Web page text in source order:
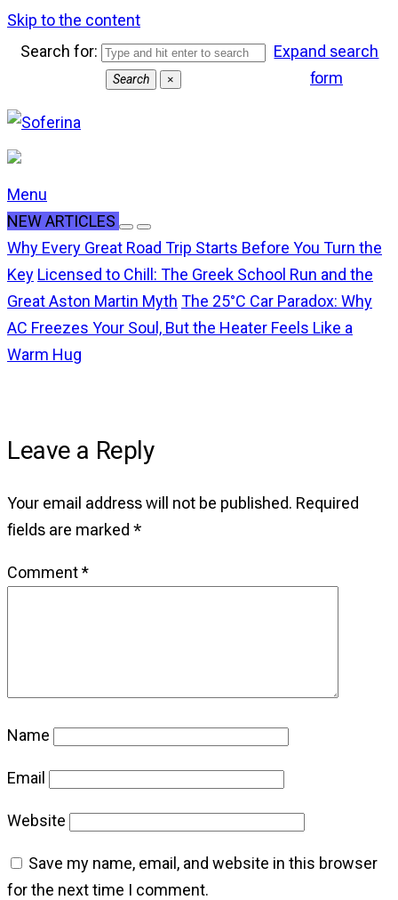
Skip to the content
Search for:
Search ×
Expand search
form
Menu
NEW ARTICLES
Why Every Great Road Trip Starts Before You Turn the
Key Licensed to Chill: The Greek School Run and the
Great Aston Martin Myth The 25°C Car Paradox: Why
AC Freezes Your Soul, But the Heater Feels Like a
Warm Hug
Leave a Reply
Your email address will not be published. Required
fields are marked *
Comment*
Name
Email
Website
Save my name, email, and website in this browser
for the next time I comment.